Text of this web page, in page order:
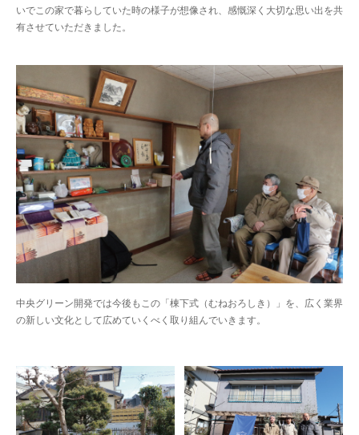
いでこの家で暮らしていた時の様子が想像され、感慨深く大切な思い出を共
有させていただきました。
中央グリーン開発では今後もこの「棟下式（むねおろしき）」を、広く業界
の新しい文化として広めていくべく取り組んでいきます。